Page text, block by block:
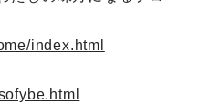
index.html